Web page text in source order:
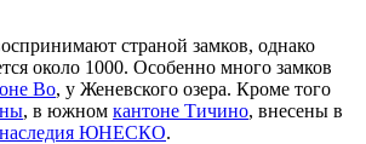
страной замков, однако
около 1000. Особенно много замков
Во, у Женевского озера. Кроме того
, в южном кантоне Тичино, внесены в
наследия ЮНЕСКО.